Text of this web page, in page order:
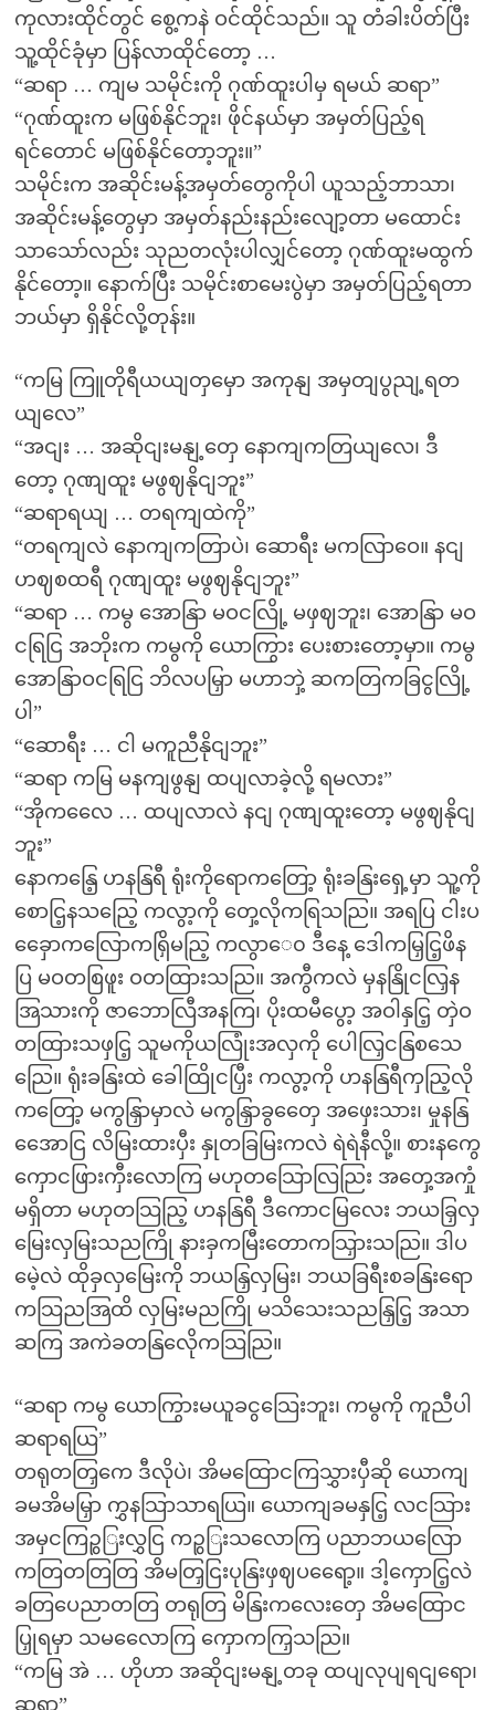
ကုလားထိုင်တွင် စွေ့ကနဲ ဝင်ထိုင်သည်။ သူ တံခါးပိတ်ပြီး
သူ့ထိုင်ခုံမှာ ပြန်လာထိုင်တော့ …
“ဆရာ … ကျမ သမိုင်းကို ဂုဏ်ထူးပါမှ ရမယ် ဆရာ”
“ဂုဏ်ထူးက မဖြစ်နိုင်ဘူး၊ ဖိုင်နယ်မှာ အမှတ်ပြည့်ရ
ရင်တောင် မဖြစ်နိုင်တော့ဘူး။”
သမိုင်းက အဆိုင်းမန့်အမှတ်တွေကိုပါ ယူသည့်ဘာသာ၊
အဆိုင်းမန့်တွေမှာ အမှတ်နည်းနည်းလျော့တာ မထောင်း
သာသော်လည်း သုညတလုံးပါလျှင်တော့ ဂုဏ်ထူးမထွက်
နိုင်တော့။ နောက်ပြီး သမိုင်းစာမေးပွဲမှာ အမှတ်ပြည့်ရတာ
ဘယ်မှာ ရှိနိုင်လို့တုန်း။
“ကမြ ကြူတိုရီယယျတှမှော အကုနျ အမှတျပွညျ့ရတ
ယျလေ”
“အငျး … အဆိုငျးမနျ့တှေ နောကျကတြယျလေ၊ ဒီ
တော့ ဂုဏျထူး မဖွဈနိုငျဘူး”
“ဆရာရယျ … တရကျထဲကို”
“တရကျလဲ နောကျကတြာပဲ၊ ဆောရီး မကလြာဝေ။ နငျ
ဟဈစထရီ ဂုဏျထူး မဖွဈနိုငျဘူး”
“ဆရာ … ကမွ အောနြာ မဝငလြို့ မဖှဈဘူး၊ အောနြာ မဝ
ငရြငြ အဘိုးက ကမွကို ယောကြွား ပေးစားတော့မှာ။ ကမွ
အောနြာဝငရြငြ ဘိလပမြှာ မဟာဘှဲ့ ဆကတြကခြငွလြို့
ပါ”
“ဆောရီး … ငါ မကူညီနိုငျဘူး”
“ဆရာ ကမြ မနကျဖွနျ ထပျလာခဲ့လို့ ရမလား”
“အိုကလေေ … ထပျလာလဲ နငျ ဂုဏျထူးတော့ မဖွဈနိုငျ
ဘူး”
နောကနြေ့ ဟနနြရီ ရုံးကိုရောကတြော့ ရုံးခနြးရှေ့မှာ သူ့ကို
စောငြ့နသညြေ့ ကလွာ့ကို တှေ့လိုကရြသညြ။ အရပြ ငါးပ
ခှေောကလြောကရြှိမညြ့ ကလွာေ၀ ဒီနေ့ ဒေါကမြှငြ့ဖိန
ပြ မဝတစြဖူး ဝတထြားသညြ။ အကွီကလဲ မှနနြိုငလြှန
အြသားကို ဇာဘောလြီအနကြ၊ ပိုးထမီပွော့ အဝါနှငြ့ တှဲဝ
တထြားသဖှငြ့ သူမကိုယလြုံးအလှကို ပေါလြှငနြစသေ
ညြေ။ ရုံးခနြးထဲ ခေါထြိုငပြှီး ကလွာ့ကို ဟနနြရီကှညြ့လို
ကတြော့ မကွနြှာမှာလဲ မကွနြှာခွတှေေ အဖှေးသား၊ မှုနနြ
အေောငြ လိမြးထားပှီး နှုတခြမြးကလဲ ရဲရဲနီလို့။ စားနကွေ
ကှောငဖြားကှီးလောကြ မဟုတသြောလြညြး အတှေ့အကှုံ
မရှိတာ မဟုတသြညြ့ ဟနနြရီ ဒီကောငမြလေး ဘယခြှလှ
မြေးလှမြးသညကြို နားခှကမြီးတောကသြှားသညြ။ ဒါပ
မေဲ့လဲ ထိုခှလှမြေးကို ဘယနြှလှမြး၊ ဘယခြရီးစခနြးရော
ကသြညအြထိ လှမြးမညကြို မသိသေးသညနြှငြ့ အသာ
ဆကြ အကဲခတနြလေိုကသြညြ။
“ဆရာ ကမွ ယောကြွားမယူခငွသြေးဘူး၊ ကမွကို ကူညီပါ
ဆရာရယြ”
တရုတတြှကေ ဒီလိုပဲ၊ အိမထြောငကြသွှားပှီဆို ယောကျ
ခမအိမမြှာ ကွှနသြာသာရယြ။ ယောကျခမနှငြ့ လငသြား
အမှငကြဉွြးလွှငြ ကဉွြးသလောကြ ပညာဘယလြော
ကတြတတြတြ အိမတြှငြးပုနြးဖှဈပရေော့။ ဒါ့ကှောငြ့လဲ
ခတြပေညာတတြ တရုတြ မိနြးကလေးတှေ အိမထြောင
ပြှုရမှာ သမလေောကြ ကှောကကြှသညြ။
“ကမြ အဲ … ဟိုဟာ အဆိုငျးမနျ့တခု ထပျလုပျရငျရော၊
ဆရာ”